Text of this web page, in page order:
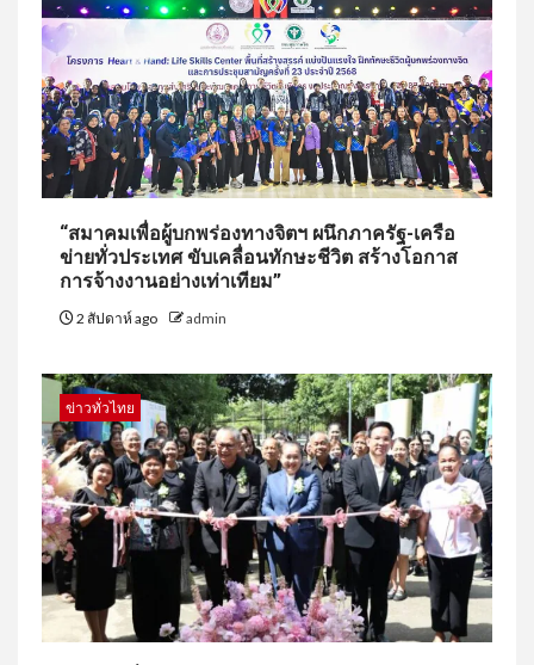
“สมาคมเพื่อผู้บกพร่องทางจิตฯ ผนึกภาครัฐ-เครือ
ข่ายทั่วประเทศ ขับเคลื่อนทักษะชีวิต สร้างโอกาส
การจ้างงานอย่างเท่าเทียม”
2 สัปดาห์ ago admin
ข่าวทั่วไทย